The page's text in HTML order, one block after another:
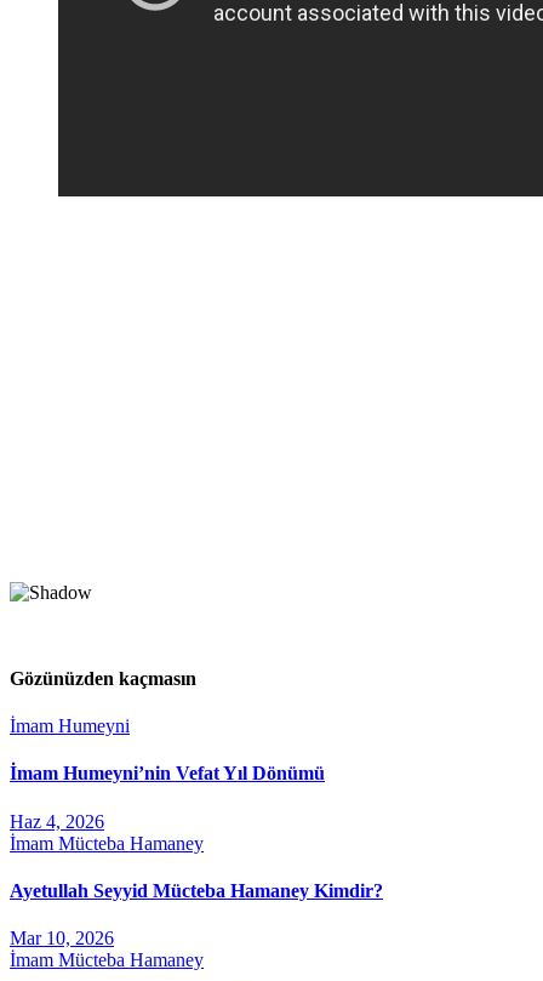
Gözünüzden kaçmasın
İmam Humeyni
İmam Humeyni’nin Vefat Yıl Dönümü
Haz 4, 2026
İmam Mücteba Hamaney
Ayetullah Seyyid Mücteba Hamaney Kimdir?
Mar 10, 2026
İmam Mücteba Hamaney